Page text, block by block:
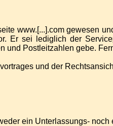
www.[...].com gewesen
Er sei lediglich der
und Postleitzahlen gebe.
und der
ein Unterlassungs-